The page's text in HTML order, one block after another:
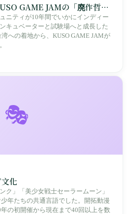
GAME JAMの「廃作哲
ニティが10年間でいかにインディー
キュベーターと試験場へと成長した
への着地から、KUSO GAME JAMが
🎭
化
ク」「美少女戦士セーラームーン」
年たちの共通言語でした。開拓動漫
の初開催から現在まで40回以上を数